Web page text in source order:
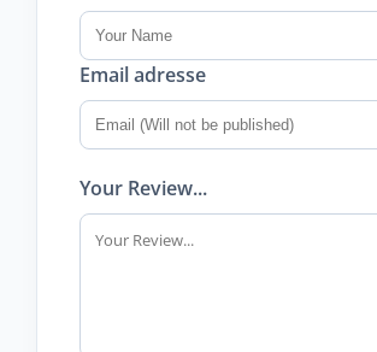
Email adresse
Your Review...